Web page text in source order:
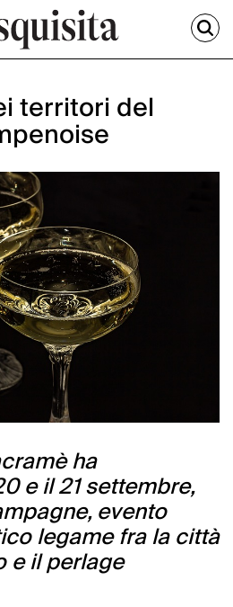
territori del
ha
e il 21 settembre,
evento
legame fra la città
e il perlage